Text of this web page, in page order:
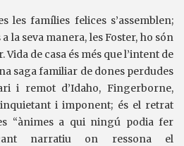
les famílies felices s’assemblen;
la seva manera, les Foster, ho són
de casa és més que l’intent de
saga familiar de dones perdudes
i remot d’Idaho, Fingerborne,
i imponent; és el retrat
“ànimes a qui ningú podia fer
narratiu on ressona el